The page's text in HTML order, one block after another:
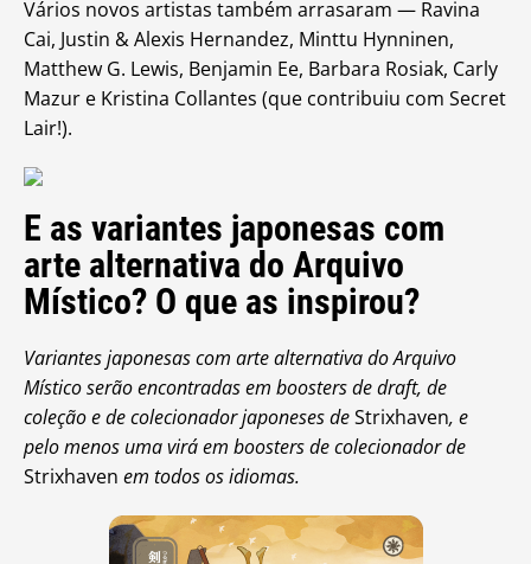
Vários novos artistas também arrasaram — Ravina
Cai, Justin & Alexis Hernandez, Minttu Hynninen,
Matthew G. Lewis, Benjamin Ee, Barbara Rosiak, Carly
Mazur e Kristina Collantes (que contribuiu com Secret
Lair!).
E as variantes japonesas com
arte alternativa do Arquivo
Místico? O que as inspirou?
Variantes japonesas com arte alternativa do Arquivo
Místico serão encontradas em boosters de draft, de
coleção e de colecionador japoneses deStrixhaven, e
pelo menos uma virá em boosters de colecionador de
Strixhaven em todos os idiomas.